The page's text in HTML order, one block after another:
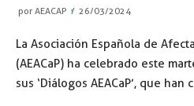
por AEACAP 26/03/2024
La Asociación Española de
(AEACaP) ha celebrado este
sus ‘Diálogos AEACaP’, que